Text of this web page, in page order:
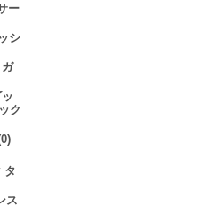
ー
シ
ク
タ
ス